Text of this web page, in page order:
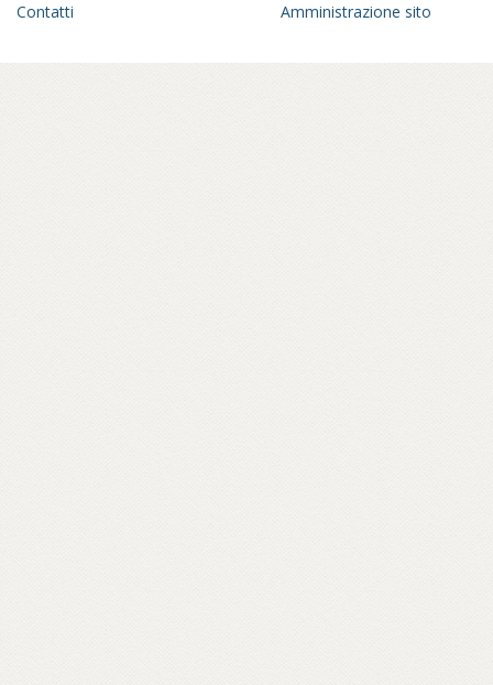
Contatti Amministrazione sito